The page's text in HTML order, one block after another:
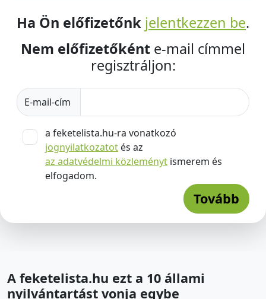
Ha Ön előfizetőnk jelentkezzen be.
Nem előfizetőként e-mail címmel
regisztráljon:
E-mail-cím
a feketelista.hu-ra vonatkozó
jognyilatkozatot és az
az adatvédelmi közleményt ismerem és
elfogadom.
Tovább
A feketelista.hu ezt a 10 állami
nyilvántartást vonja egybe